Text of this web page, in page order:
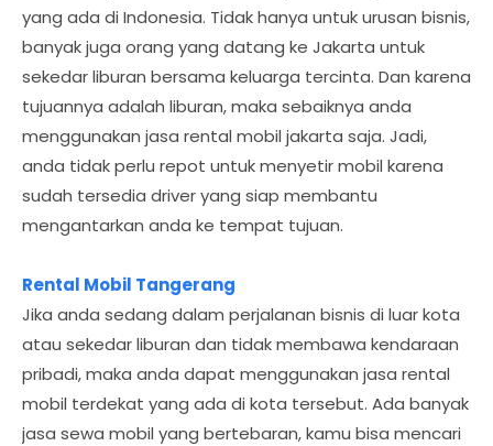
yang ada di Indonesia. Tidak hanya untuk urusan bisnis,
banyak juga orang yang datang ke Jakarta untuk
sekedar liburan bersama keluarga tercinta. Dan karena
tujuannya adalah liburan, maka sebaiknya anda
menggunakan jasa rental mobil jakarta saja. Jadi,
anda tidak perlu repot untuk menyetir mobil karena
sudah tersedia driver yang siap membantu
mengantarkan anda ke tempat tujuan.
Rental Mobil Tangerang
Jika anda sedang dalam perjalanan bisnis di luar kota
atau sekedar liburan dan tidak membawa kendaraan
pribadi, maka anda dapat menggunakan jasa rental
mobil terdekat yang ada di kota tersebut. Ada banyak
jasa sewa mobil yang bertebaran, kamu bisa mencari